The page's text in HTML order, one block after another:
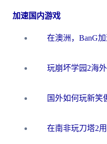
加速国内游戏